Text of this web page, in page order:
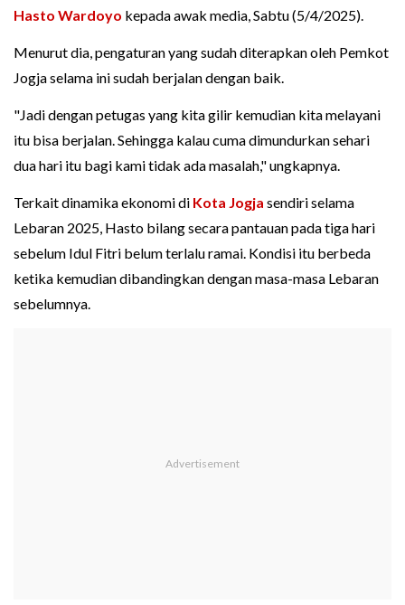
Hasto Wardoyo kepada awak media, Sabtu (5/4/2025).
Menurut dia, pengaturan yang sudah diterapkan oleh Pemkot
Jogja selama ini sudah berjalan dengan baik.
"Jadi dengan petugas yang kita gilir kemudian kita melayani
itu bisa berjalan. Sehingga kalau cuma dimundurkan sehari
dua hari itu bagi kami tidak ada masalah," ungkapnya.
Terkait dinamika ekonomi di Kota Jogja sendiri selama
Lebaran 2025, Hasto bilang secara pantauan pada tiga hari
sebelum Idul Fitri belum terlalu ramai. Kondisi itu berbeda
ketika kemudian dibandingkan dengan masa-masa Lebaran
sebelumnya.